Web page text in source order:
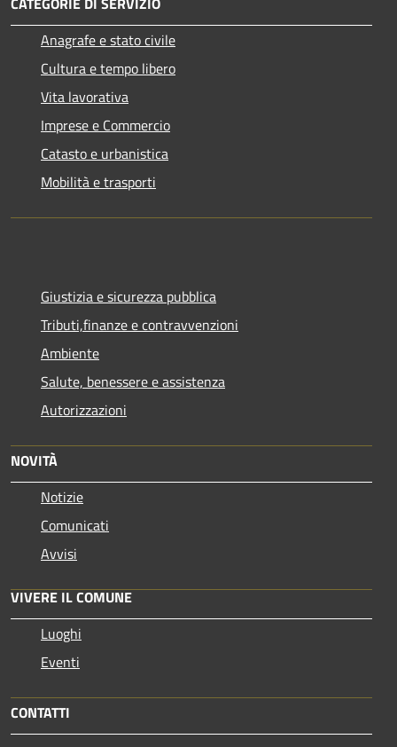
Anagrafe e stato civile
Cultura e tempo libero
Vita lavorativa
Imprese e Commercio
Catasto e urbanistica
Mobilità e trasporti
Giustizia e sicurezza pubblica
Tributi,finanze e contravvenzioni
Ambiente
Salute, benessere e assistenza
Autorizzazioni
NOVITÀ
Notizie
Comunicati
Avvisi
VIVERE IL COMUNE
Luoghi
Eventi
CONTATTI